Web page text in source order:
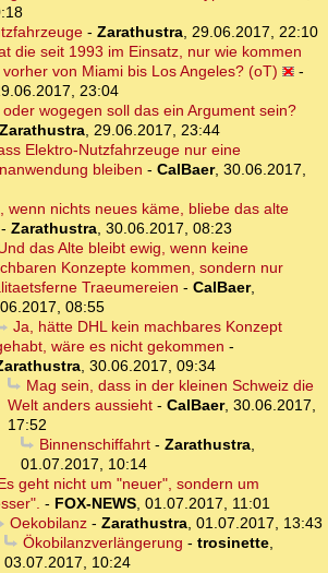
- Zarathustra, 29.06.2017, 22:10
die seit 1993 im Einsatz, nur wie kommen
von Miami bis Los Angeles? (oT)
-
23:04
wogegen soll das ein Argument sein?
Zarathustra, 29.06.2017, 23:44
Elektro-Nutzfahrzeuge nur eine
bleiben - CalBaer, 30.06.2017,
wenn nichts neues käme, bliebe das alte
- Zarathustra, 30.06.2017, 08:23
das Alte bleibt ewig, wenn keine
Konzepte kommen, sondern nur
Traeumereien - CalBaer,
08:55
Ja, hätte DHL kein machbares Konzept
wäre es nicht gekommen -
, 30.06.2017, 09:34
Mag sein, dass in der kleinen Schweiz die
Welt anders aussieht - CalBaer, 30.06.2017,
17:52
Binnenschiffahrt- Zarathustra,
01.07.2017, 10:14
geht nicht um "neuer", sondern um
- FOX-NEWS, 01.07.2017, 11:01
Oekobilanz- Zarathustra, 01.07.2017, 13:43
Ökobilanzverlängerung - trosinette,
03.07.2017, 10:24